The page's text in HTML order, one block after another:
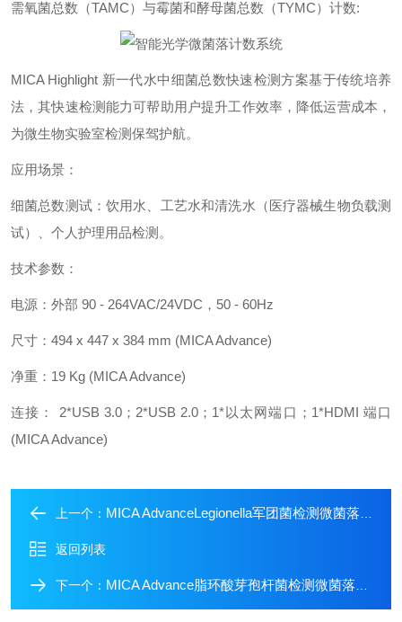
需氧菌总数（TAMC）与霉菌和酵母菌总数（TYMC）计数:
MICA Highlight 新一代水中细菌总数快速检测方案基于传统培养
法，其快速检测能力可帮助用户提升工作效率，降低运营成本，
为微生物实验室检测保驾护航。
应用场景：
细菌总数测试：饮用水、工艺水和清洗水（医疗器械生物负载测
试）、个人护理用品检测。
技术参数：
电源：外部 90 - 264VAC/24VDC，50 - 60Hz
尺寸：494 x 447 x 384 mm (MICA Advance)
净重：19 Kg (MICA Advance)
连接： 2*USB 3.0；2*USB 2.0；1*以太网端口；1*HDMI 端口
(MICA Advance)
上一个： MICA AdvanceLegionella军团菌检测微菌落计数系统
返回列表
下一个： MICA Advance脂环酸芽孢杆菌检测微菌落计数系统